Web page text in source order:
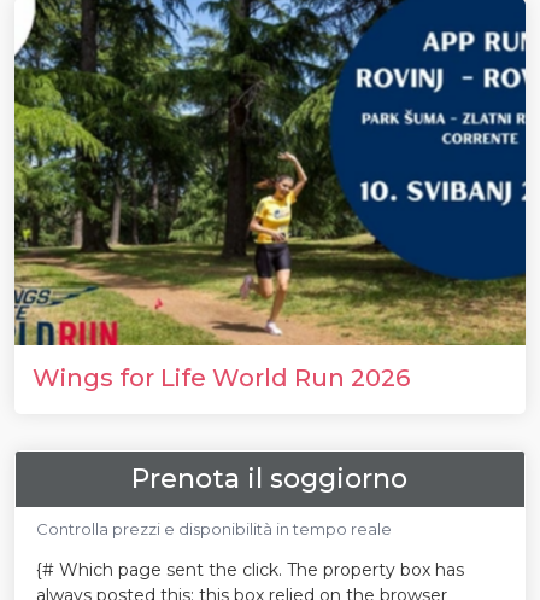
Wings for Life World Run 2026
Prenota il soggiorno
Controlla prezzi e disponibilità in tempo reale
{# Which page sent the click. The property box has
always posted this; this box relied on the browser